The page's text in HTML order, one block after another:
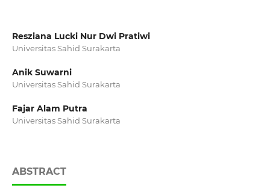
Resziana Lucki Nur Dwi Pratiwi
Universitas Sahid Surakarta
Anik Suwarni
Universitas Sahid Surakarta
Fajar Alam Putra
Universitas Sahid Surakarta
ABSTRACT